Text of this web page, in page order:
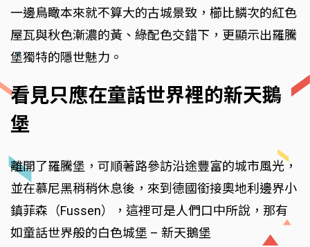
一邊鳥瞰本來就不算大的古城景致，櫛比鱗次的紅色
屋瓦與秋色漸濃的黃、綠配色交錯下，更顯示出羅騰
堡獨特的隱世魅力。
看見只應在童話世界裡的新天鵝
堡
離開了羅騰堡，可順著路參訪沿途豐富的城市風光，
並在慕尼黑稍稍休息後，來到德國銜接奧地利邊界小
鎮菲森（Fussen），這裡可是人們口中所說，那有
如童話世界般的白色城堡 – 新天鵝堡